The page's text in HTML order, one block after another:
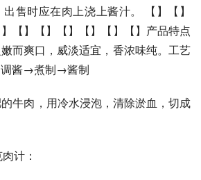
售时应在肉上浇上酱汁。 【】【】
】【】【】【】【】【】【】产品特点
而爽口，威淡适宜，香浓味纯。工艺
酱→煮制→酱制
的牛肉，用冷水浸泡，清除淤血，切成
计：